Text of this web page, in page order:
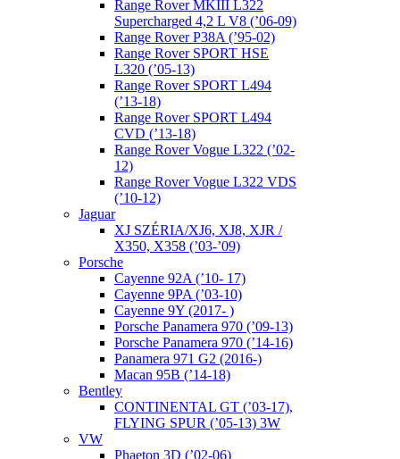
Range Rover MKIII L322
Supercharged 4,2 L V8 (’06-09)
Range Rover P38A (’95-02)
Range Rover SPORT HSE
L320 (’05-13)
Range Rover SPORT L494
(’13-18)
Range Rover SPORT L494
CVD (’13-18)
Range Rover Vogue L322 (’02-
12)
Range Rover Vogue L322 VDS
(’10-12)
Jaguar
XJ SZÉRIA/XJ6, XJ8, XJR /
X350, X358 (’03-’09)
Porsche
Cayenne 92A (’10- 17)
Cayenne 9PA (’03-10)
Cayenne 9Y (2017- )
Porsche Panamera 970 (’09-13)
Porsche Panamera 970 (’14-16)
Panamera 971 G2 (2016-)
Macan 95B (’14-18)
Bentley
CONTINENTAL GT (’03-17),
FLYING SPUR (’05-13) 3W
VW
Phaeton 3D (’02-06)